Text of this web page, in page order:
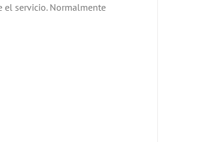
el servicio. Normalmente